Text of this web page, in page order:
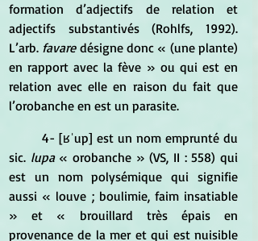
formation d’adjectifs de relation et
adjectifs substantivés (Rohlfs, 1992).
L’arb. favare désigne donc « (une plante)
en rapport avec la fève » ou qui est en
relation avec elle en raison du fait que
l’orobanche en est un parasite.
sic. lupa « orobanche » (VS, II : 558) qui
est un nom polysémique qui signifie
aussi « louve ; boulimie, faim insatiable
» et « brouillard très épais en
provenance de la mer et qui est nuisible